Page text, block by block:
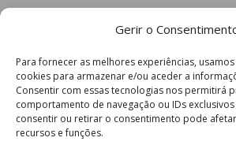
Gerir o
Para fornecer as melhores experiências,
cookies para armazenar e/ou aceder a
Consentir com essas tecnologias nos permitirá
comportamento de navegação ou IDs
consentir ou retirar o consentimento pode
recursos e funções.